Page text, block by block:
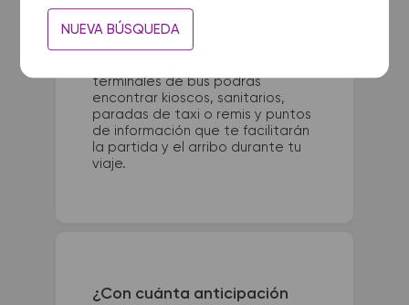
NUEVA BÚSQUEDA
queda ubicada en Av. 25 de
Mayo e/ 10 y 12. La terminal de
colectivos de La Plata se
terminales de bus podrás
encontrar kioscos, sanitarios,
paradas de taxi o remis y puntos
de información que te facilitarán
la partida y el arribo durante tu
viaje.
¿Con cuánta anticipación